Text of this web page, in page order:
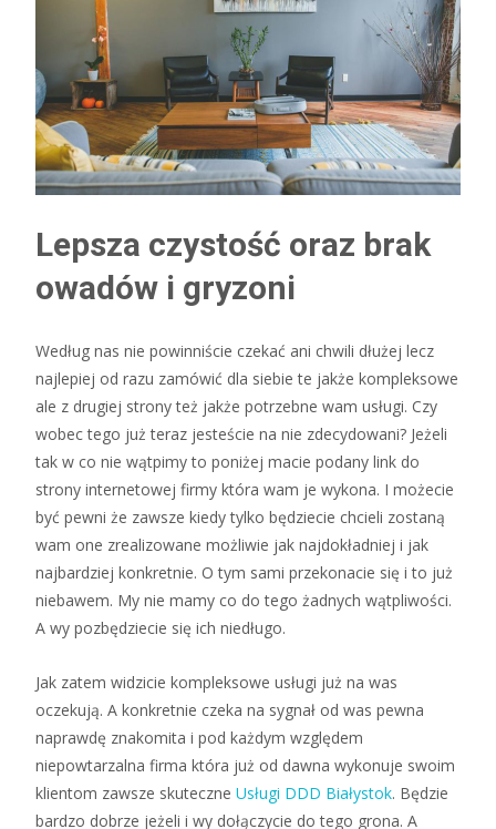
Lepsza czystość oraz brak
owadów i gryzoni
Według nas nie powinniście czekać ani chwili dłużej lecz
najlepiej od razu zamówić dla siebie te jakże kompleksowe
ale z drugiej strony też jakże potrzebne wam usługi. Czy
wobec tego już teraz jesteście na nie zdecydowani? Jeżeli
tak w co nie wątpimy to poniżej macie podany link do
strony internetowej firmy która wam je wykona. I możecie
być pewni że zawsze kiedy tylko będziecie chcieli zostaną
wam one zrealizowane możliwie jak najdokładniej i jak
najbardziej konkretnie. O tym sami przekonacie się i to już
niebawem. My nie mamy co do tego żadnych wątpliwości.
A wy pozbędziecie się ich niedługo.
Jak zatem widzicie kompleksowe usługi już na was
oczekują. A konkretnie czeka na sygnał od was pewna
naprawdę znakomita i pod każdym względem
niepowtarzalna firma która już od dawna wykonuje swoim
klientom zawsze skuteczne Usługi DDD Białystok. Będzie
bardzo dobrze jeżeli i wy dołączycie do tego grona. A